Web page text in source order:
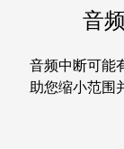
音
音频中断可能
助您缩小范围